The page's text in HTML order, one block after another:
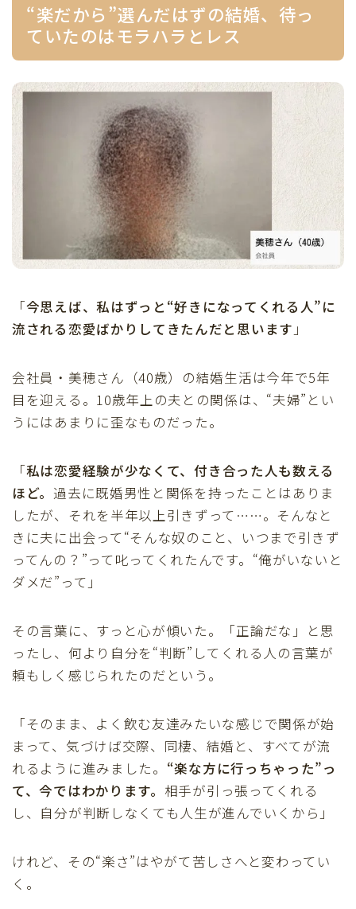
“楽だから”選んだはずの結婚、待っ
ていたのはモラハラとレス
「今思えば、私はずっと“好きになってくれる人”に
流される恋愛ばかりしてきたんだと思います 」
会社員・美穂さん（40歳）の結婚生活は今年で5年
目を迎える。10歳年上の夫との関係は、“夫婦”とい
うにはあまりに歪なものだった。
「私は恋愛経験が少なくて、付き合った人も数える
ほど。過去に既婚男性と関係を持ったことはありま
したが、それを半年以上引きずって……。そんなと
きに夫に出会って“そんな奴のこと、いつまで引きず
ってんの？”って叱ってくれたんです。“俺がいないと
ダメだ”って」
その言葉に、すっと心が傾いた。「正論だな」と思
ったし、何より自分を“判断”してくれる人の言葉が
頼もしく感じられたのだという。
「そのまま、よく飲む友達みたいな感じで関係が始
まって、気づけば交際、同棲、結婚と、すべてが流
れるように進みました。 “楽な方に行っちゃった”っ
て、今ではわかります。 相手が引っ張ってくれる
し、自分が判断しなくても人生が進んでいくから」
けれど、その“楽さ”はやがて苦しさへと変わってい
く。